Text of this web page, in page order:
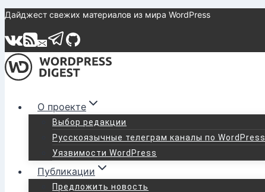
Перейти
содержимому
Дайджест свежих материалов из мира WordPress
О проекте
Выбор редакции
Русскоязычные телеграм каналы по WordPress
Уязвимости WordPress
Публикации
Предложить новость